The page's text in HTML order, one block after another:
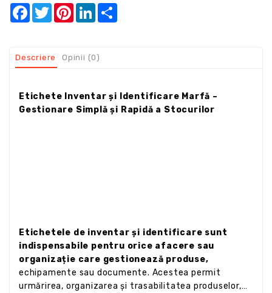
Facebook
TwitterPinterestLinkedIn
Descriere Opinii (0)
Etichete Inventar și Identificare Marfă –
Gestionare Simplă și Rapidă a Stocurilor
Etichetele de inventar și identificare sunt
indispensabile pentru orice afacere sau
organizație care gestionează produse,
echipamente sau documente. Acestea permit
urmărirea, organizarea și trasabilitatea produselor,